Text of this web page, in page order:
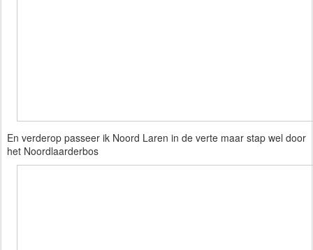
En verderop passeer ik Noord Laren in de verte maar stap wel door
het Noordlaarderbos